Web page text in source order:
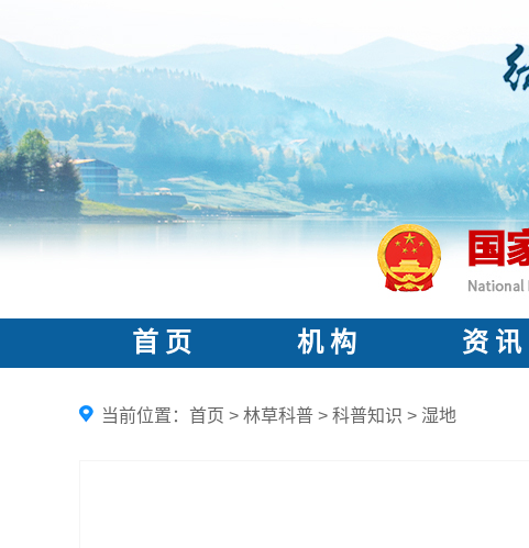
首 页 机 构 资 讯
当前位置： 首页 > 林草科普 > 科普知识 > 湿地